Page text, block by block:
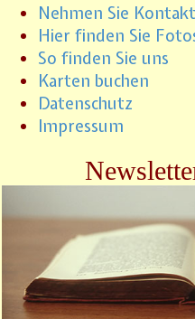
Nehmen Sie
Hier finden Sie
So finden Sie uns
Karten buchen
Datenschutz
Impressum